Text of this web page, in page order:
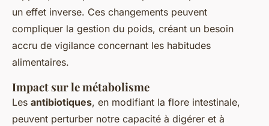
un effet inverse. Ces changements peuvent
compliquer la gestion du poids, créant un besoin
accru de vigilance concernant les habitudes
alimentaires.
Impact sur le métabolisme
Les antibiotiques, en modifiant la flore intestinale,
peuvent perturber notre capacité à digérer et à